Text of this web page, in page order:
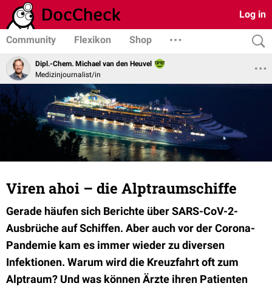
Log in
Community Flexikon Shop
Dipl.-Chem. Michael van den Heuvel
Medizinjournalist/in
Viren ahoi – die Alptraumschiffe
Gerade häufen sich Berichte über SARS-CoV-2-
Ausbrüche auf Schiffen. Aber auch vor der Corona-
Pandemie kam es immer wieder zu diversen
Infektionen. Warum wird die Kreuzfahrt oft zum
Alptraum? Und was können Ärzte ihren Patienten